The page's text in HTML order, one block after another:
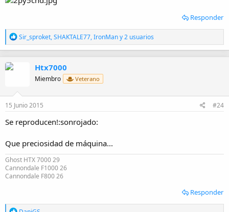
Responder
R
e
a
n
s
Sir_sproket,SHAKTALE77,IronMany 2 usuarios
Htx7000
Miembro Veterano
15 Junio 2015 #24
Se reproducen!:sonrojado:
Que preciosidad de máquina...
Ghost HTX 7000 29
Cannondale F1000 26
Cannondale F800 26
Responder